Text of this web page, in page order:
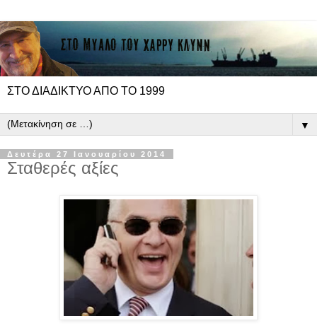
ΣΤΟ ΔΙΑΔΙΚΤΥΟ ΑΠΟ ΤΟ 1999
▼
Δευτέρα 27 Ιανουαρίου 2014
Σταθερές αξίες